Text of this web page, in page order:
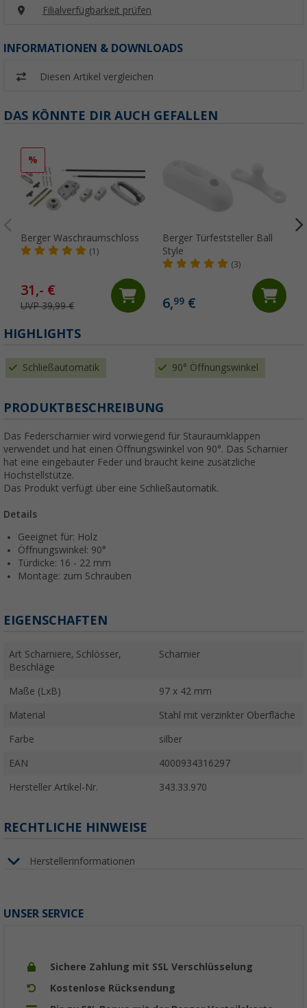
Filialverfügbarkeit prüfen
INFORMATIONEN & DOWNLOADS
Diesen Artikel vergleichen
DAS KÖNNTE DIR AUCH GEFALLEN
%
Berger Waschraumschloss
(1)
31,- €
UVP 39,99 €
Berger Türfeststeller Ball
Style
(3)
6,99€
HIGHLIGHTS
Schließautomatik 90° Öffnungswinkel
PRODUKTBESCHREIBUNG
Das Federscharnier wird vorwiegend für Stauraumklappen
verwendet und hat einen Öffnungswinkel von 90°. Das Scharnier
hat eine eingebauter Feder und braucht keine zusätzliche
Hochstellstütze.
Das Produkt verfügt über eine Schließautomatik.
Details
Geeignet für: Holz
Öffnungswinkel: 90°
Türdicke: 16 - 22 mm
Montage: zum Schrauben
EIGENSCHAFTEN
Art Scharniere, Schlösser,
Beschläge
Scharnier
Maße (LxB) 97 x 42 mm
Material Stahl mit verzinkter Oberfläche
Farbe silber
EAN 4000934316297
Hersteller Artikel-Nr. 343.33.970
RECHTLICHE HINWEISE
Herstellerinformationen
UNSER SERVICE
Sichere Zahlung mit SSL Verschlüsselung
Kostenlose Rücksendung